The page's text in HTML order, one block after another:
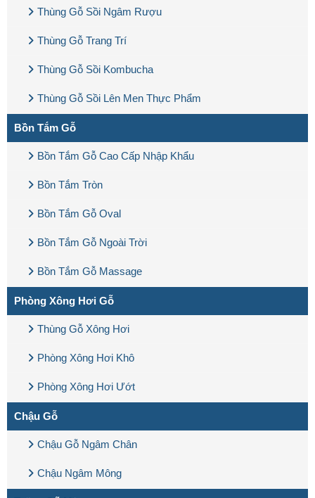
Thùng Gỗ Sồi Ngâm Rượu
Thùng Gỗ Trang Trí
Thùng Gỗ Sồi Kombucha
Thùng Gỗ Sồi Lên Men Thực Phẩm
Bồn Tắm Gỗ
Bồn Tắm Gỗ Cao Cấp Nhập Khẩu
Bồn Tắm Tròn
Bồn Tắm Gỗ Oval
Bồn Tắm Gỗ Ngoài Trời
Bồn Tắm Gỗ Massage
Phòng Xông Hơi Gỗ
Thùng Gỗ Xông Hơi
Phòng Xông Hơi Khô
Phòng Xông Hơi Ướt
Chậu Gỗ
Chậu Gỗ Ngâm Chân
Chậu Ngâm Mông